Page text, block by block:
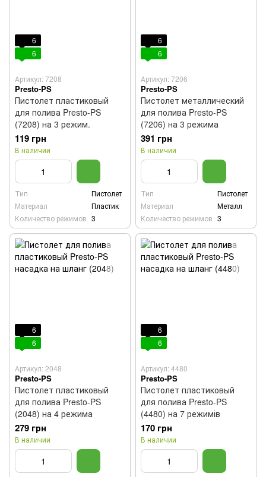
6
6
Артикул: 7208
Presto-PS
Пистолет пластиковый
для полива Presto-PS
(7208) на 3 режим.
119 грн
В наличии
Тип
Пистолет
Материал
Пластик
Количество режимов 3
6
6
Артикул: 7206
Presto-PS
Пистолет металлический
для полива Presto-PS
(7206) на 3 режима
391 грн
В наличии
Тип
Пистолет
Материал
Металл
Количество режимов 3
6
6
Артикул: 2048
Presto-PS
Пистолет пластиковый
для полива Presto-PS
(2048) на 4 режима
279 грн
В наличии
6
6
Артикул: 4480
Presto-PS
Пистолет пластиковый
для полива Presto-PS
(4480) на 7 режимів
170 грн
В наличии